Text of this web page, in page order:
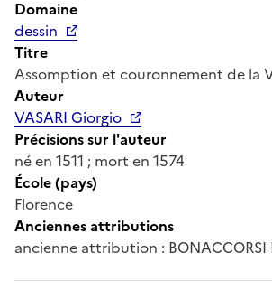
Domaine
dessin
Titre
Assomption et couronnement de la
Auteur
VASARI Giorgio
Précisions sur l'auteur
né en 1511 ; mort en 1574
École (pays)
Florence
Anciennes attributions
ancienne attribution : BONACCORSI